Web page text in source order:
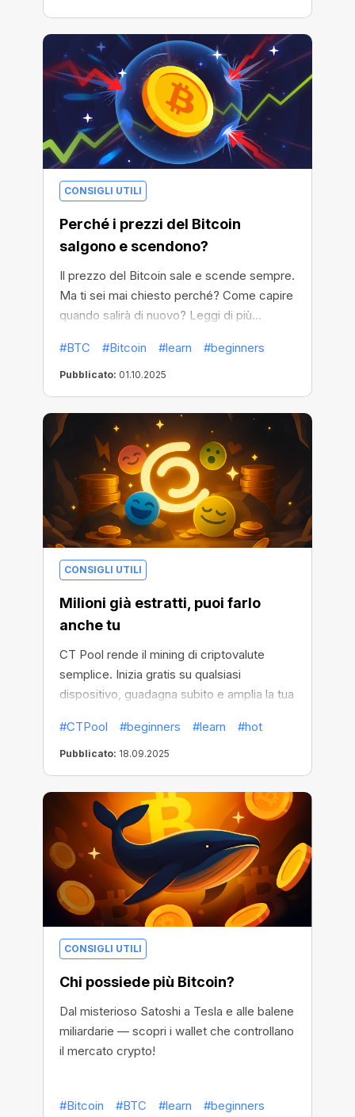
CONSIGLI UTILI
Perché i prezzi del Bitcoin
salgono e scendono?
Il prezzo del Bitcoin sale e scende sempre.
Ma ti sei mai chiesto perché? Come capire
quando salirà di nuovo? Leggi di più...
#BTC #Bitcoin #learn #beginners
Pubblicato: 01.10.2025
CONSIGLI UTILI
Milioni già estratti, puoi farlo
anche tu
CT Pool rende il mining di criptovalute
semplice. Inizia gratis su qualsiasi
dispositivo, guadagna subito e amplia la tua
#CTPool
#beginners #learn #hot
Pubblicato: 18.09.2025
CONSIGLI UTILI
Chi possiede più Bitcoin?
Dal misterioso Satoshi a Tesla e alle balene
miliardarie — scopri i wallet che controllano
il mercato crypto!
#Bitcoin #BTC #learn #beginners